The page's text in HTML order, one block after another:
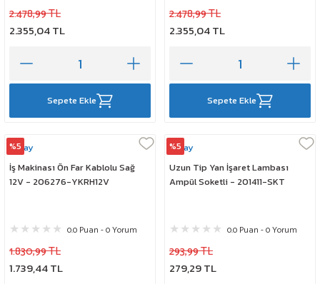
2.478,99 TL
2.355,04 TL
Sepete Ekle
2.478,99 TL
2.355,04 TL
Sepete Ekle
%5
Çeray
İş Makinası Ön Far Kablolu Sağ
12V - 206276-YKRH12V
0.0 Puan - 0 Yorum
1.830,99 TL
1.739,44 TL
%5
Çeray
Uzun Tip Yan İşaret Lambası
Ampül Soketli - 201411-SKT
0.0 Puan - 0 Yorum
293,99 TL
279,29 TL